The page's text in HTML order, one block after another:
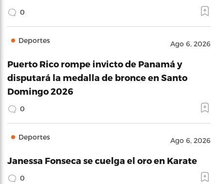
0
Deportes Ago 6, 2026
Puerto Rico rompe invicto de Panamá y
disputará la medalla de bronce en Santo
Domingo 2026
0
Deportes Ago 6, 2026
Janessa Fonseca se cuelga el oro en Karate
0